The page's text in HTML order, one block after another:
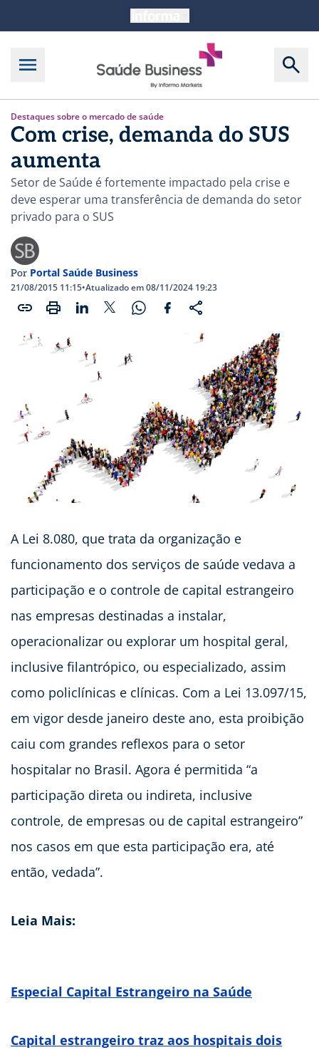
Destaques sobre o mercado de saúde
Com crise, demanda do SUS
aumenta
Setor de Saúde é fortemente impactado pela crise e
deve esperar uma transferência de demanda do setor
privado para o SUS
Por Portal Saúde Business
21/08/2015 11:15•Atualizado em 08/11/2024 19:23
A Lei 8.080, que trata da organização e
funcionamento dos serviços de saúde vedava a
participação e o controle de capital estrangeiro
nas empresas destinadas a instalar,
operacionalizar ou explorar um hospital geral,
inclusive filantrópico, ou especializado, assim
como policlínicas e clínicas. Com a Lei 13.097/15,
em vigor desde janeiro deste ano, esta proibição
caiu com grandes reflexos para o setor
hospitalar no Brasil. Agora é permitida “a
participação direta ou indireta, inclusive
controle, de empresas ou de capital estrangeiro”
nos casos em que esta participação era, até
então, vedada”.
Leia Mais:
Especial Capital Estrangeiro na Saúde
Capital estrangeiro traz aos hospitais dois